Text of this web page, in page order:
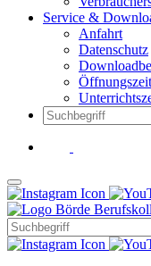
Service &
Anfahrt
Datenschutz